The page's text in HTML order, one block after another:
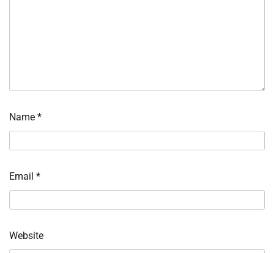
Name *
Email *
Website